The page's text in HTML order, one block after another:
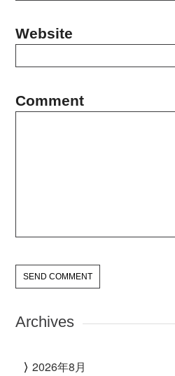
Website
Comment
Archives
2026年8月